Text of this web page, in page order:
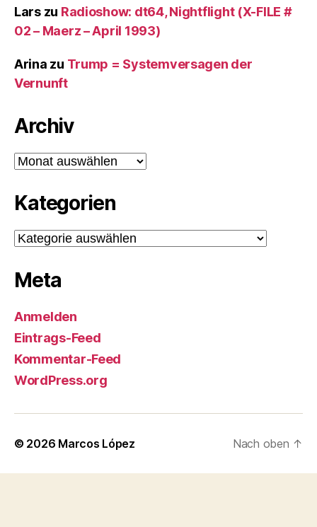
Larszu Radioshow: dt64, Nightflight (X-FILE #
02 – Maerz – April 1993)
Arina zu Trump = Systemversagen der
Vernunft
Archiv
Archiv
Kategorien
Kategorien
Meta
Anmelden
Eintrags-Feed
Kommentar-Feed
WordPress.org
© 2026 Marcos López Nach oben ↑